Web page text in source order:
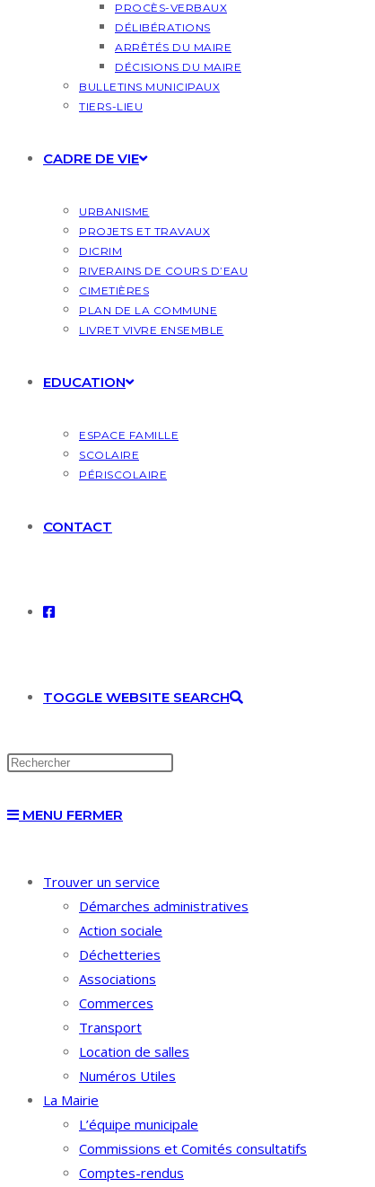
PROCÈS-VERBAUX
DÉLIBÉRATIONS
ARRÊTÉS DU MAIRE
DÉCISIONS DU MAIRE
BULLETINS MUNICIPAUX
TIERS-LIEU
CADRE DE VIE
URBANISME
PROJETS ET TRAVAUX
DICRIM
RIVERAINS DE COURS D’EAU
CIMETIÈRES
PLAN DE LA COMMUNE
LIVRET VIVRE ENSEMBLE
EDUCATION
ESPACE FAMILLE
SCOLAIRE
PÉRISCOLAIRE
CONTACT
TOGGLE WEBSITE SEARCH
MENU FERMER
Trouver un service
Démarches administratives
Action sociale
Déchetteries
Associations
Commerces
Transport
Location de salles
Numéros Utiles
La Mairie
L’équipe municipale
Commissions et Comités consultatifs
Comptes-rendus